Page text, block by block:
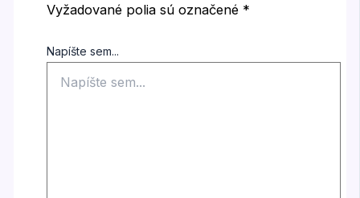
Vyžadované polia sú označené *
Napíšte sem...